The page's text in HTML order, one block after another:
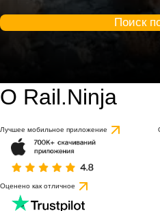
Поиск
О Rail.Ninja
Лучшее мобильное приложение
Оценено как отличное